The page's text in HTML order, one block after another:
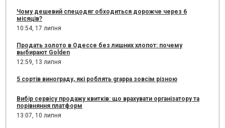
Чому дешевий спецодяг обходиться дорожче через 6
місяців?
10:54, 17 липня
Продать золото в Одессе без лишних хлопот: почему
выбирают Golden
12:59, 13 липня
5 сортів винограду, які роблять grappa зовсім різною
Вибір сервісу продажу квитків: що врахувати організатору та
порівняння платформ
13:07, 10 липня